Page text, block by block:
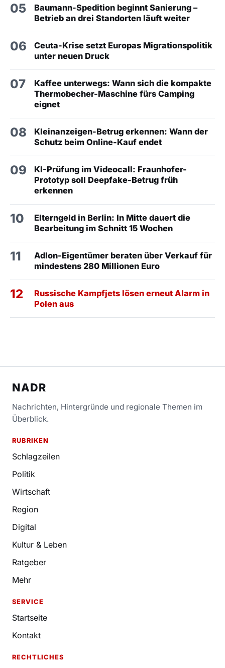
05
Baumann-Spedition beginnt Sanierung –
Betrieb an drei Standorten läuft weiter
06
Ceuta-Krise setzt Europas Migrationspolitik
unter neuen Druck
07
Kaffee unterwegs: Wann sich die kompakte
Thermobecher-Maschine fürs Camping
eignet
08
Kleinanzeigen-Betrug erkennen: Wann der
Schutz beim Online-Kauf endet
09
KI-Prüfung im Videocall: Fraunhofer-
Prototyp soll Deepfake-Betrug früh
erkennen
10
Elterngeld in Berlin: In Mitte dauert die
Bearbeitung im Schnitt 15 Wochen
11
Adlon-Eigentümer beraten über Verkauf für
mindestens 280 Millionen Euro
12
Russische Kampfjets lösen erneut Alarm in
Polen aus
NADR
Nachrichten, Hintergründe und regionale Themen im
Überblick.
RUBRIKEN
Schlagzeilen
Politik
Wirtschaft
Region
Digital
Kultur & Leben
Ratgeber
Mehr
SERVICE
Startseite
Kontakt
RECHTLICHES